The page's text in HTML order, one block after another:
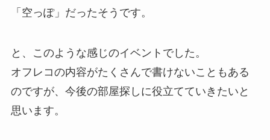
「空っぽ」だったそうです。
と、このような感じのイベントでした。
オフレコの内容がたくさんで書けないこともある
のですが、今後の部屋探しに役立てていきたいと
思います。